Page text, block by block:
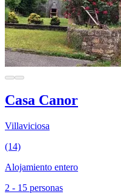
Casa Canor
Villaviciosa
(14)
Alojamiento entero
2 - 15 personas